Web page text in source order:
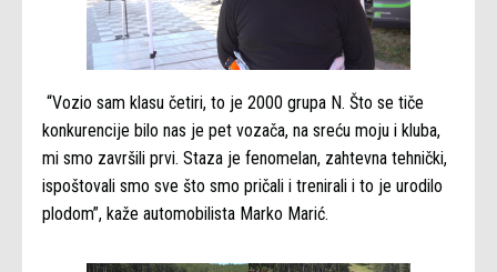
“Vozio sam klasu četiri, to je 2000 grupa N. Što se tiče
konkurencije bilo nas je pet vozača, na sreću moju i kluba,
mi smo završili prvi. Staza je fenomelan, zahtevna tehnički,
ispoštovali smo sve što smo pričali i trenirali i to je urodilo
plodom”, kaže automobilista Marko Marić.